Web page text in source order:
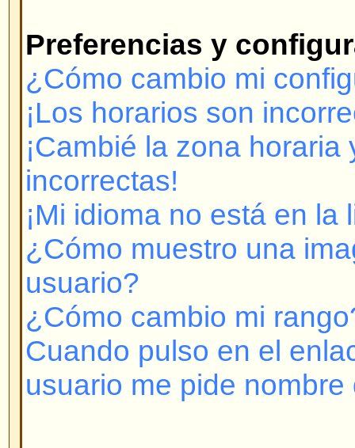
¡Mi idioma no está en la lista!
¿Cómo muestro una imagen
usuario?
¿Cómo cambio mi rango?
Cuando pulso en el enlace para
usuario me pide nombre de
Problemas con los mensajes
¿Cómo creo un mensaje en un
¿Cómo modifico o borro un
¿Cómo adoso mi firma a mis
¿Cómo creo una encuesta?
¿Cómo modifico o borro una
¿Por qué no puedo acceder a
¿Por qué no puedo votar en